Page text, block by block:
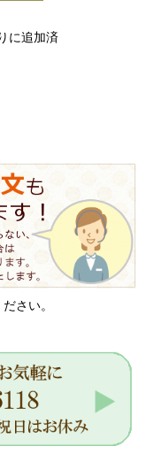
に追加済
さい。